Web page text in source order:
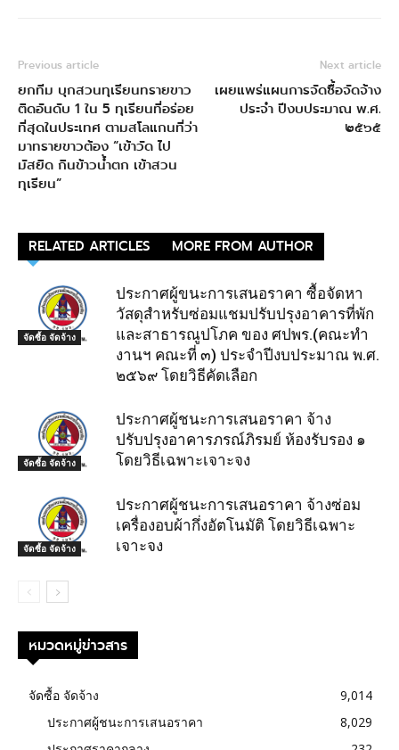
Previous article
ยกทีม บุกสวนทุเรียนทรายขาว
ติดอันดับ 1 ใน 5 ทุเรียนที่อร่อย
ที่สุดในประเทศ ตามสโลแกนที่ว่า
มาทรายขาวต้อง “เข้าวัด ไป
มัสยิด กินข้าวน้ำตก เข้าสวน
ทุเรียน”
Next article
เผยแพร่แผนการจัดซื้อจัดจ้าง
ประจำ ปีงบประมาณ พ.ศ.
๒๕๖๕
RELATED ARTICLES MORE FROM AUTHOR
จัดซื้อ จัดจ้าง
ประกาศผู้ขนะการเสนอราคา ซื้อจัดหา
วัสดุสำหรับซ่อมแชมปรับปรุงอาคารที่พัก
และสาธารณูปโภค ของ ศปพร.(คณะทำ
งานฯ คณะที่ ๓) ประจำปีงบประมาณ พ.ศ.
๒๕๖๙ โดยวิธีคัดเลือก
จัดซื้อ จัดจ้าง
ประกาศผู้ชนะการเสนอราคา จ้าง
ปรับปรุงอาคารภรณ์ภิรมย์ ห้องรับรอง ๑
โดยวิธีเฉพาะเจาะจง
จัดซื้อ จัดจ้าง
ประกาศผู้ชนะการเสนอราคา จ้างซ่อม
เครื่องอบผ้ากึ่งอัตโนมัติ โดยวิธีเฉพาะ
เจาะจง
หมวดหมู่ข่าวสาร
จัดซื้อ จัดจ้าง
9,014
ประกาศผู้ชนะการเสนอราคา
8,029